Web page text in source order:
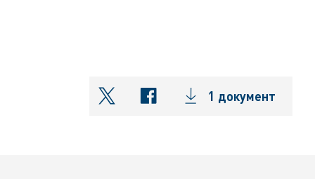
shareOntwitter
shareOnfacebook
1 документ